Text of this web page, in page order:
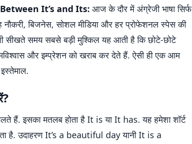
It’s and Its: आज के दौर में अंग्रेजी भाषा सिर्फ
नौकरी, बिजनेस, सोशल मीडिया और हर प्रोफेशनल स्पेस की
समय सबसे बड़ी मुश्किल यह आती है कि छोटे-छोटे
और इम्प्रेशन को खराब कर देते हैं. ऐसी ही एक आम
हैं. इसका मतलब होता है It is या It has. यह हमेशा शॉर्ट
है. उदाहरण It’s a beautiful day यानी It is a